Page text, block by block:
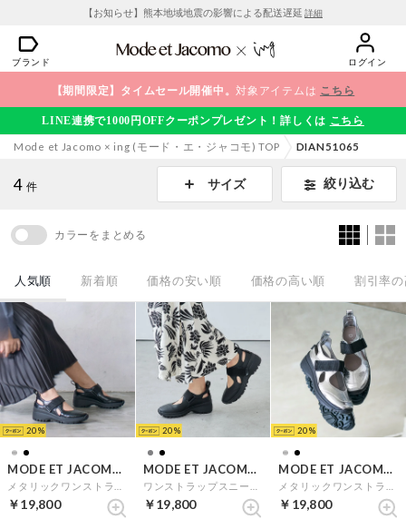
【お知らせ】熊本地域地震の影響による配送遅延 詳細
ブランド ログイン
【期間限定】タイムセール開催中。対象アイテムは こちら
LINE連携で1000円OFFクーポンプレゼント！詳しくは こちら
Mode et Jacomo × ing (モード・エ・ジャコモ) TOP DIAN51065
4 件 サイズ 絞り込む
カラーをまとめる
人気順 新着順 価格の安い順 価格の高い順 割引率
20
MODE ET JACOMO D'ICI
￥19,800
20
MODE ET JACOMO D'ICI
￥19,800
20
MODE ET JACOMO D'ICI
￥19,800